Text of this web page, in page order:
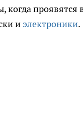
когда проявятся
и электроники.